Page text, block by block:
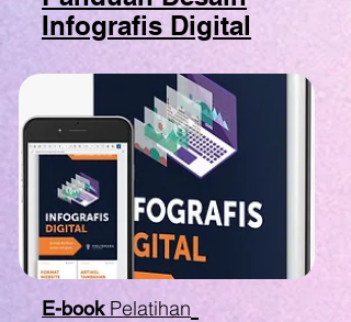
Infografis Digital
E-book Pelatihan